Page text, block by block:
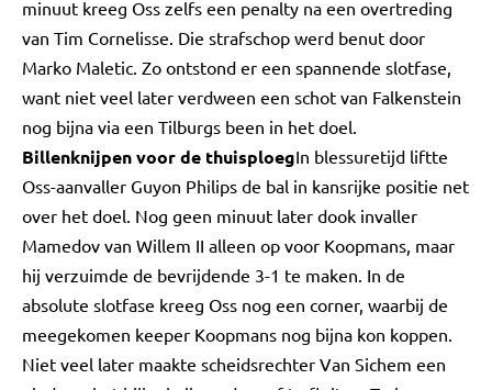
minuut kreeg Oss zelfs een penalty na een overtreding
van Tim Cornelisse. Die strafschop werd benut door
Marko Maletic. Zo ontstond er een spannende slotfase,
want niet veel later verdween een schot van Falkenstein
nog bijna via een Tilburgs been in het doel.
Billenknijpen voor de thuisploegIn blessuretijd liftte
Oss-aanvaller Guyon Philips de bal in kansrijke positie net
over het doel. Nog geen minuut later dook invaller
Mamedov van Willem II alleen op voor Koopmans, maar
hij verzuimde de bevrijdende 3-1 te maken. In de
absolute slotfase kreeg Oss nog een corner, waarbij de
meegekomen keeper Koopmans nog bijna kon koppen.
Niet veel later maakte scheidsrechter Van Sichem een